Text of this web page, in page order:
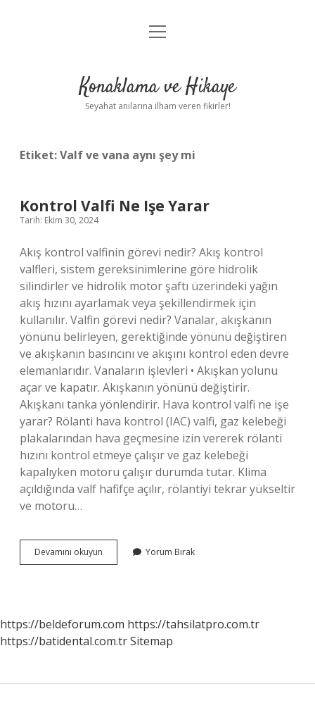
Anasayfa
Yasal Uyarı
menüyü
Konaklama ve Hikaye
Seyahat anılarına ilham veren fikirler!
Etiket:Valf ve vana aynı şey mi
Kontrol Valfi Ne Işe Yarar
Tarih: Ekim 30, 2024
Akış kontrol valfinin görevi nedir? Akış kontrol
valfleri, sistem gereksinimlerine göre hidrolik
silindirler ve hidrolik motor şaftı üzerindeki yağın
akış hızını ayarlamak veya şekillendirmek için
kullanılır. Valfin görevi nedir? Vanalar, akışkanın
yönünü belirleyen, gerektiğinde yönünü değiştiren
ve akışkanın basıncını ve akışını kontrol eden devre
elemanlarıdır. Vanaların işlevleri • Akışkan yolunu
açar ve kapatır. Akışkanın yönünü değiştirir.
Akışkanı tanka yönlendirir. Hava kontrol valfi ne işe
yarar? Rölanti hava kontrol (IAC) valfi, gaz kelebeği
plakalarından hava geçmesine izin vererek rölanti
hızını kontrol etmeye çalışır ve gaz kelebeği
kapalıyken motoru çalışır durumda tutar. Klima
açıldığında valf hafifçe açılır, rölantiyi tekrar yükseltir
ve motoru…
Devamını okuyun
Valfi
Yorum Bırak
https://beldeforum.com https://tahsilatpro.com.tr
https://batidental.com.trSitemap